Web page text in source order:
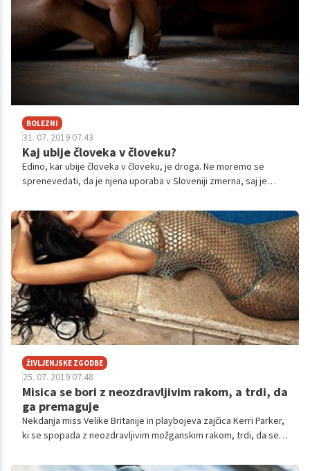
BOLEZNI
31. 07. 2019 07.43
Kaj ubije človeka v človeku?
Edino, kar ubije človeka v človeku, je droga. Ne moremo se
sprenevedati, da je njena uporaba v Sloveniji zmerna, saj je
uporabo kokaina, uvrstilo v sam vrh evropskih mest. V njih so
namreč odkrili kar 449,76 miligrama kokaina na tisoč ljudi na dan.
Z vsakim letom je ta številka žal večja.
ŽIVLJENJSKE ZGODBE
25. 07. 2019 07.48
Misica se bori z neozdravljivim rakom, a trdi, da
ga premaguje
Nekdanja miss Velike Britanije in playbojeva zajčica Kerri Parker,
ki se spopada z neozdravljivim možganskim rakom, trdi, da se
marihuano. Kot pravi, se je že skoraj vdala v usodo, a je sedaj